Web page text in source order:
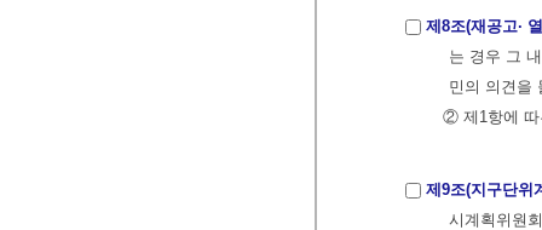
제8조(재공고·
는 경우 그
민의 의견을
② 제1항에 따
제9조(지구단위
시계획위원